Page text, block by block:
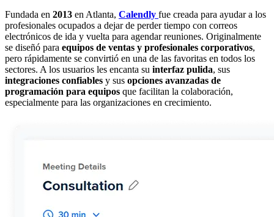
Fundada en 2013 en Atlanta, Calendly fue creada para ayudar a los
profesionales ocupados a dejar de perder tiempo con correos
electrónicos de ida y vuelta para agendar reuniones. Originalmente
se diseñó para equipos de ventas y profesionales corporativos,
pero rápidamente se convirtió en una de las favoritas en todos los
sectores. A los usuarios les encanta su interfaz pulida, sus
integraciones confiables y sus opciones avanzadas de
programación para equipos que facilitan la colaboración,
especialmente para las organizaciones en crecimiento.